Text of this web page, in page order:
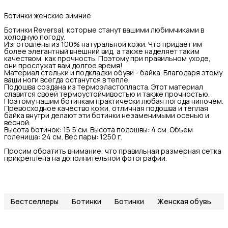
Ботинки женские зимние
Ботинки Reversal, которые станут вашими любимчиками в
холодную погоду.
Изготовлены из 100% натуральной кожи. Что придает им
более элегантный внешний вид, а также наделяет таким
качеством, как прочность. Поэтому при правильном уходе,
они прослужат вам долгое время!
Материал стельки и подкладки обуви - байка. Благодаря этому
ваши ноги всегда останутся в тепле.
Подошва создана из термоэластопласта. Этот материал
славится своей термоустойчивостью и также прочностью.
Поэтому нашим ботинкам практически любая погода нипочем.
Превосходное качество кожи, отличная подошва и теплая
байка внутри делают эти ботинки незаменимыми осенью и
весной.
Высота ботинок: 15,5 см. Высота подошвы: 4 см. Объем
голенища: 24 см. Вес пары: 1250 г.
Просим обратить внимание, что правильная размерная сетка
прикреплена на дополнительной фотографии.
Бестселлеры Ботинки Ботинки Женская обувь